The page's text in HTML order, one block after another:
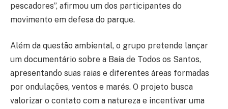
pescadores”, afirmou um dos participantes do
movimento em defesa do parque.
Além da questão ambiental, o grupo pretende lançar
um documentário sobre a Baía de Todos os Santos,
apresentando suas raias e diferentes áreas formadas
por ondulações, ventos e marés. O projeto busca
valorizar o contato com a natureza e incentivar uma